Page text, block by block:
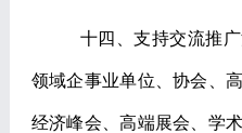
十四、支持交流推
领域企事业单位、协会、
经济峰会、高端展会、学